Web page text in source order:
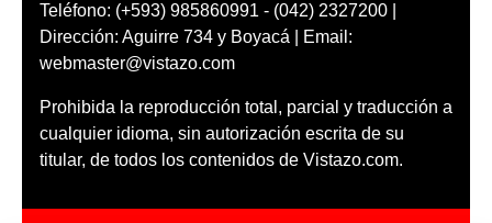
Teléfono: (+593) 985860991 - (042) 2327200 |
Dirección: Aguirre 734 y Boyacá | Email:
webmaster@vistazo.com
Prohibida la reproducción total, parcial y traducción a
cualquier idioma, sin autorización escrita de su
titular, de todos los contenidos de Vistazo.com.